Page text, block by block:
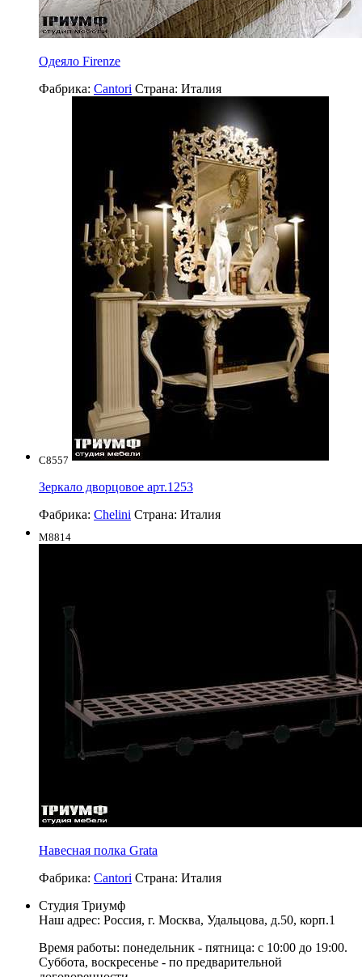
Одеяло Firenze
Фабрика: Cantori Страна: Италия
C8557
Зеркало дворцовое арт.1253
Фабрика: Chelini Страна: Италия
M8814
Навесная полка Grata
Фабрика: Cantori Страна: Италия
Студия Триумф
Наш адрес: Россия, г. Москва, Удальцова, д.50, корп.1
Время работы: понедельник - пятница: с 10:00 до 19:00.
Суббота, воскресенье - по предварительной